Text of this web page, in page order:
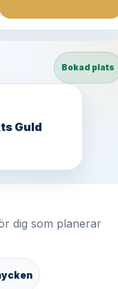
Bokad plats
dig som planerar